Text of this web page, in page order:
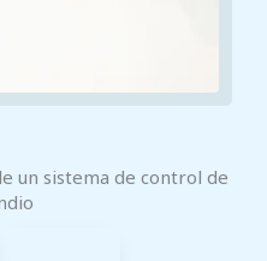
un sistema de control de